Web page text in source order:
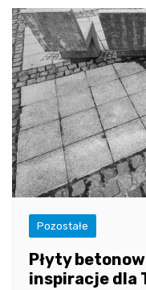
Pozostałe
Płyty
inspiracje dla